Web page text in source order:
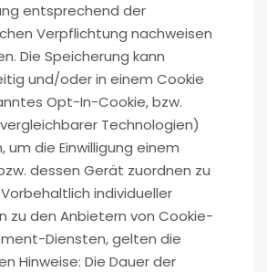
entsprechend der
Verpflichtung nachweisen
Die Speicherung kann
und/oder in einem Cookie
Opt-In-Cookie, bzw.
Technologien)
um die Einwilligung einem
dessen Gerät zuordnen zu
individueller
zu den Anbietern von Cookie-
Diensten, gelten die
Hinweise: Die Dauer der